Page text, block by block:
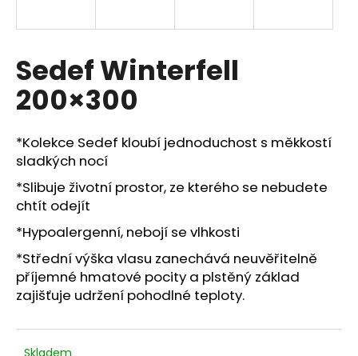
Sedef Winterfell
200×300
*Kolekce Sedef kloubí jednoduchost s měkkostí
sladkých nocí
*Slibuje životní prostor, ze kterého se nebudete
chtít odejít
*Hypoalergenní, nebojí se vlhkosti
*Střední výška vlasu zanechává neuvěřitelně
příjemné hmatové pocity a plstěný základ
zajišťuje udržení pohodlné teploty.
Skladem
í
t
?
HLEDAT
D
o
p
r
u